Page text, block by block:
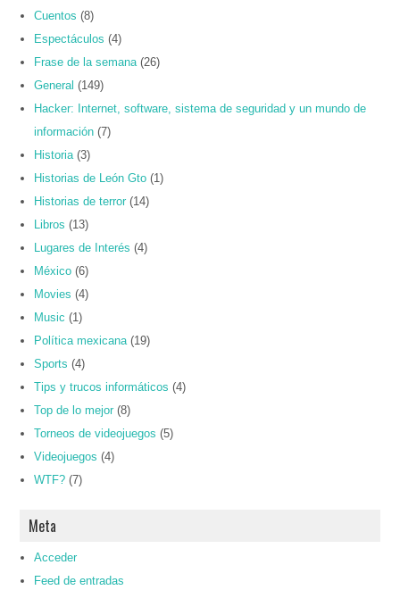
Cuentos (8)
Espectáculos (4)
Frase de la semana (26)
General (149)
Hacker: Internet, software, sistema de seguridad y un mundo de
información (7)
Historia (3)
Historias de León Gto (1)
Historias de terror (14)
Libros (13)
Lugares de Interés (4)
México (6)
Movies (4)
Music (1)
Política mexicana (19)
Sports (4)
Tips y trucos informáticos (4)
Top de lo mejor (8)
Torneos de videojuegos (5)
Videojuegos (4)
WTF? (7)
Meta
Acceder
Feed de entradas